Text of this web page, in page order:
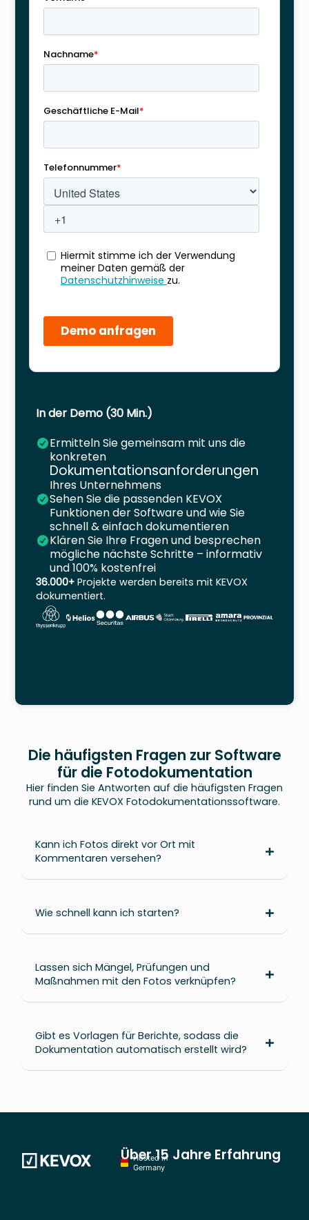
In der Demo (30 Min.)
Ermitteln Sie gemeinsam mit uns die
konkreten
Dokumentationsanforderungen
Ihres Unternehmens
Sehen Sie die passenden KEVOX
Funktionen der Software und wie Sie
schnell & einfach dokumentieren
Klären Sie Ihre Fragen und besprechen
mögliche nächste Schritte – informativ
und 100% kostenfrei
36.000+ Projekte werden bereits mit KEVOX
dokumentiert.
Die häufigsten Fragen zur Software
für die Fotodokumentation
Hier finden Sie Antworten auf die häufigsten Fragen
rund um die KEVOX Fotodokumentationssoftware.
Kann ich Fotos direkt vor Ort mit
Kommentaren versehen?
Wie schnell kann ich starten?
Lassen sich Mängel, Prüfungen und
Maßnahmen mit den Fotos verknüpfen?
Gibt es Vorlagen für Berichte, sodass die
Dokumentation automatisch erstellt wird?
Hosted in
Germany
Über 15 Jahre Erfahrung